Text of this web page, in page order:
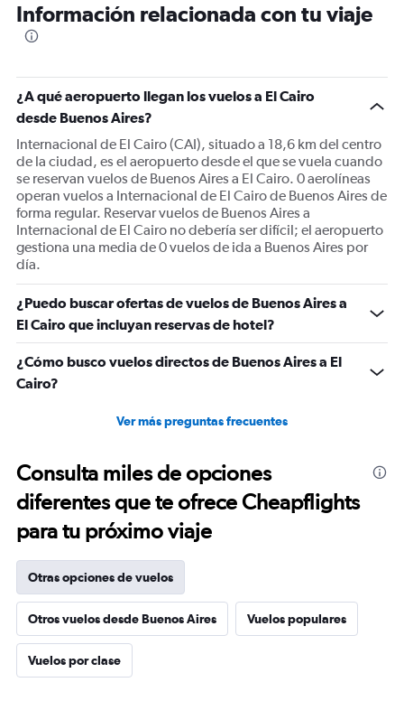
Información relacionada con tu viaje
¿A qué aeropuerto llegan los vuelos a El Cairo
desde Buenos Aires?
Internacional de El Cairo (CAI), situado a 18,6 km del centro
de la ciudad, es el aeropuerto desde el que se vuela cuando
se reservan vuelos de Buenos Aires a El Cairo. 0 aerolíneas
operan vuelos a Internacional de El Cairo de Buenos Aires de
forma regular. Reservar vuelos de Buenos Aires a
Internacional de El Cairo no debería ser difícil; el aeropuerto
gestiona una media de 0 vuelos de ida a Buenos Aires por
día.
¿Puedo buscar ofertas de vuelos de Buenos Aires a
El Cairo que incluyan reservas de hotel?
¿Cómo busco vuelos directos de Buenos Aires a El
Cairo?
Ver más preguntas frecuentes
Consulta miles de opciones
diferentes que te ofrece Cheapflights
para tu próximo viaje
Otras opciones de vuelos
Otros vuelos desde Buenos Aires Vuelos populares
Vuelos por clase